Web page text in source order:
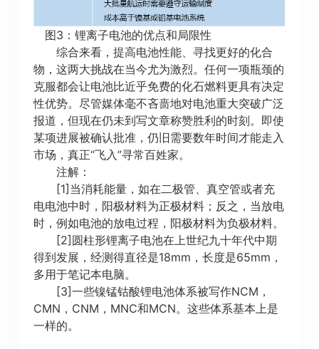
图3：锂离子电池的优点和局限性
综合来看，提高电池性能、寻找更好的化合
物，这两大挑战在当今尤为激烈。任何一项瓶颈的
克服都会让电池比近乎免费的化石燃料更具有决定
性优势。尽管媒体毫不吝啬地对电池重大突破广泛
报道，但现在仍未到写文章称赞胜利的时刻。即使
某项进展被确认批准，仍旧需要数年时间才能走入
市场，真正“飞入”寻常百姓家。
注解：
[1]当消耗能量，如在二极管、真空管或者充
电电池中时，阳极材料为正极材料；反之，当放电
时，例如电池的放电过程，阳极材料为负极材料。
[2]圆柱形锂离子电池在上世纪九十年代中期
得到发展，经测得直径是18mm，长度是65mm，
多用于笔记本电脑。
[3]一些镍锰钴酸锂电池体系被写作NCM，
CMN，CNM，MNC和MCN。这些体系基本上是
一样的。